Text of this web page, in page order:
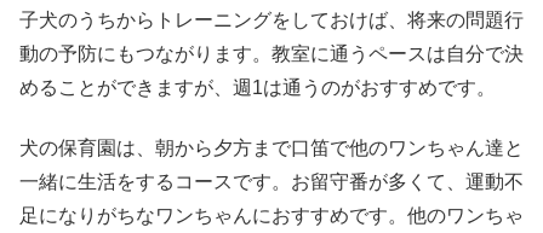
子犬のうちからトレーニングをしておけば、将来の問題行
動の予防にもつながります。教室に通うペースは自分で決
めることができますが、週1は通うのがおすすめです。
犬の保育園は、朝から夕方まで口笛で他のワンちゃん達と
一緒に生活をするコースです。お留守番が多くて、運動不
足になりがちなワンちゃんにおすすめです。他のワンちゃ